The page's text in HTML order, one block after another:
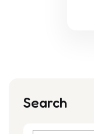
Search